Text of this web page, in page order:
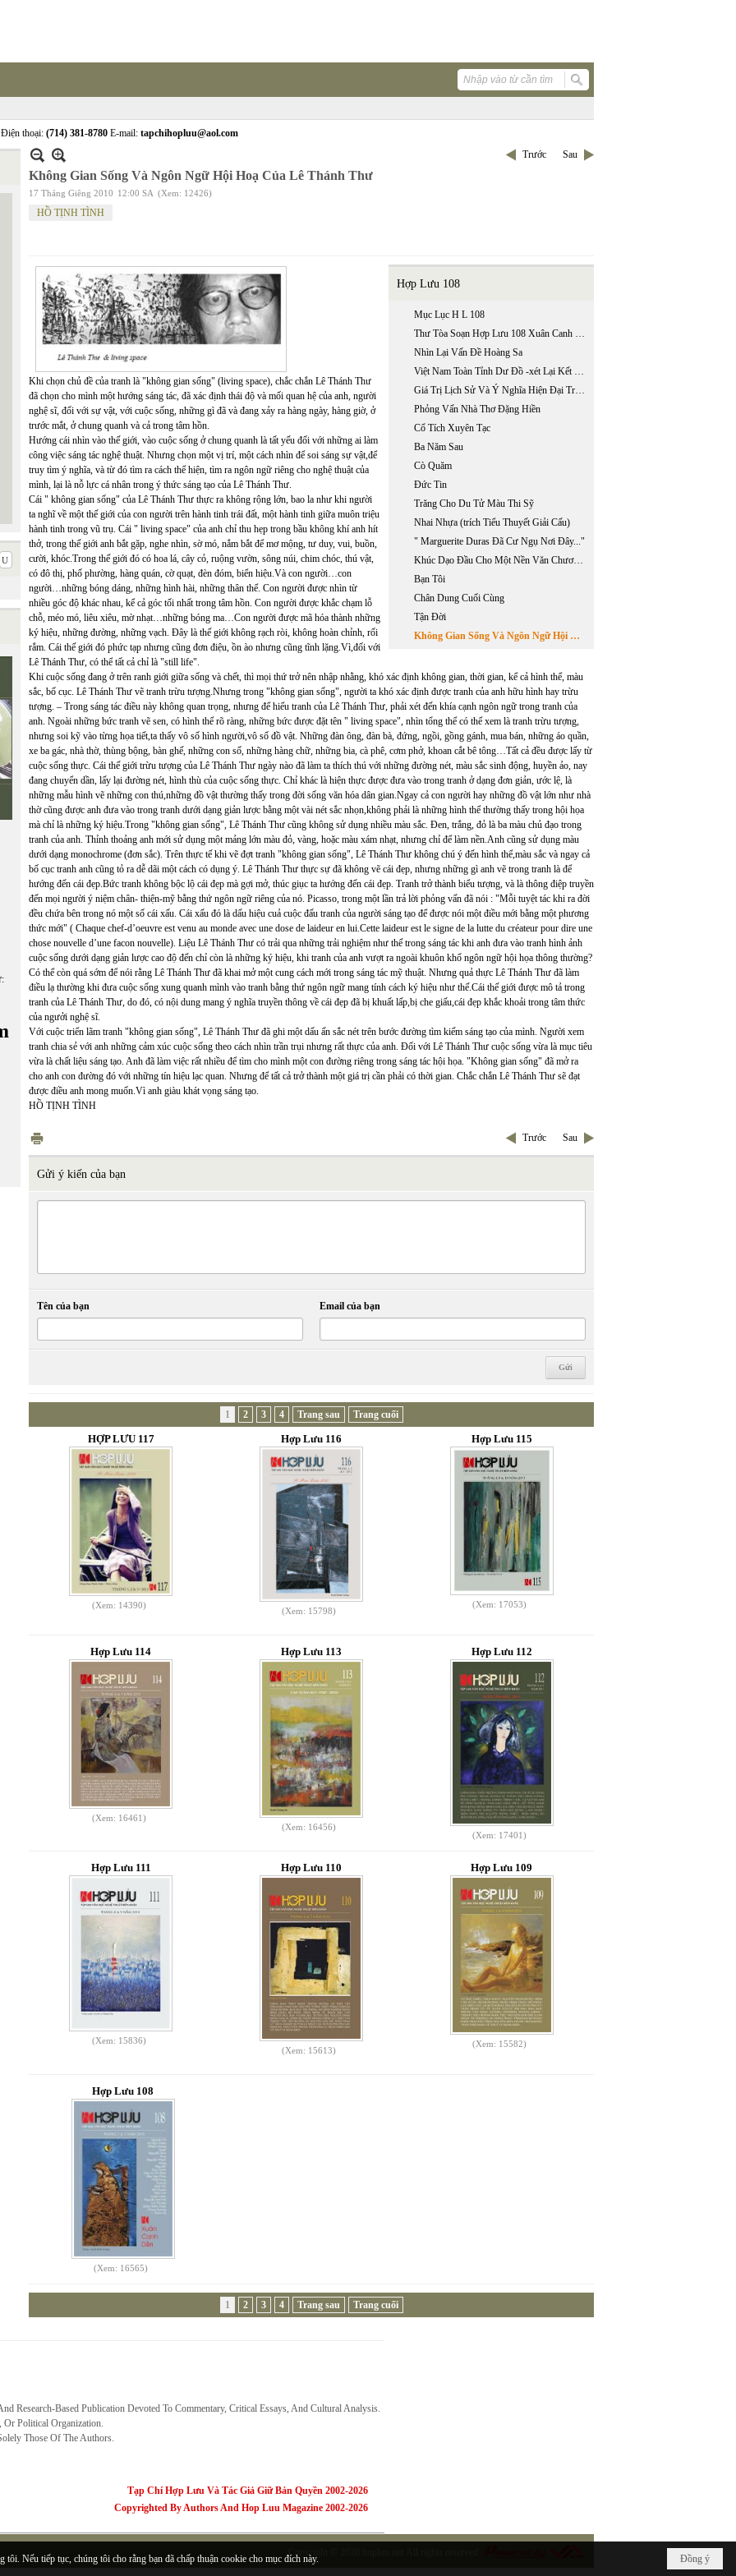
thoại: (714) 381-8780 E-mail: tapchihopluu@aol.com
Trước Sau
Không Gian Sống Và Ngôn Ngữ Hội Hoạ Của Lê Thánh Thư
17 Tháng Giêng 2010 12:00 SA (Xem: 12426)
HỒ TỊNH TÌNH
Hợp Lưu 108
Mục Lục H L 108
Thư Tòa Soạn Hợp Lưu 108 Xuân Canh Dần
Nhìn Lại Vấn Đề Hoàng Sa
Việt Nam Toàn Tỉnh Dư Đồ -xét Lại Kết Luận Của Harold E. Meinheit Và Nguyễn Đình Đầu
Giá Trị Lịch Sử Và Ý Nghĩa Hiện Đại Trong Tác Phẩm " Dụ Chư Tỳ Tướng Hịch Văn" Của Trần Quốc Tuấn
Phỏng Vấn Nhà Thơ Đặng Hiền
Cổ Tích Xuyên Tạc
Ba Năm Sau
Cò Quăm
Đức Tin
Trăng Cho Du Tử Màu Thi Sỹ
Nhai Nhựa (trích Tiểu Thuyết Giải Cấu)
" Marguerite Duras Đã Cư Ngụ Nơi Đây..."
Khúc Dạo Đầu Cho Một Nền Văn Chương Xốc Xếch
Bạn Tôi
Chân Dung Cuối Cùng
Tận Đời
Không Gian Sống Và Ngôn Ngữ Hội Hoạ Của Lê Thánh Thư
Khi chọn chủ đề của tranh là "không gian sống" (living space), chắc chắn Lê Thánh Thư
đã chọn cho mình một hướng sáng tác, đã xác định thái độ và mối quan hệ của anh, người
nghệ sĩ, đối với sự vật, với cuộc sống, những gì đã và đang xảy ra hàng ngày, hàng giờ, ở
trước mắt, ở chung quanh và cả trong tâm hồn.
Hướng cái nhìn vào thế giới, vào cuộc sống ở chung quanh là tất yếu đối với những ai làm
công việc sáng tác nghệ thuật. Nhưng chọn một vị trí, một cách nhìn để soi sáng sự vật,để
truy tìm ý nghĩa, và từ đó tìm ra cách thể hiện, tìm ra ngôn ngữ riêng cho nghệ thuật của
mình, lại là nỗ lực cá nhân trong ý thức sáng tạo của Lê Thánh Thư.
Cái " không gian sống" của Lê Thánh Thư thực ra không rộng lớn, bao la như khi người
ta nghĩ về một thế giới của con người trên hành tinh trái đất, một hành tinh giữa muôn triệu
hành tinh trong vũ trụ. Cái " living space" của anh chỉ thu hẹp trong bầu không khí anh hít
thở, trong thế giới anh bắt gặp, nghe nhìn, sờ mó, nắm bắt để mơ mộng, tư duy, vui, buồn,
cười, khóc.Trong thế giới đó có hoa lá, cây cỏ, ruộng vườn, sông núi, chim chóc, thú vật,
có đô thị, phố phường, hàng quán, cờ quạt, đèn đóm, biển hiệu.Và con người…con
người…những bóng dáng, những hình hài, những thân thể. Con người được nhìn từ
nhiều góc độ khác nhau, kể cả góc tối nhất trong tâm hồn. Con người được khắc chạm lỗ
chỗ, méo mó, liêu xiêu, mờ nhạt…những bóng ma…Con người được mã hóa thành những
ký hiệu, những đường, những vạch. Đây là thế giới không rạch ròi, không hoàn chỉnh, rối
rắm. Cái thế giới đó phức tạp nhưng cũng đơn điệu, ồn ào nhưng cũng tĩnh lặng.Vì,đối với
Lê Thánh Thư, có thể tất cả chỉ là "still life".
Khi cuộc sống đang ở trên ranh giới giữa sống và chết, thì mọi thứ trở nên nhập nhằng, khó xác định không gian, thời gian, kể cả hình thể, màu
sắc, bố cục. Lê Thánh Thư vẽ tranh trừu tượng.Nhưng trong "không gian sống", người ta khó xác định được tranh của anh hữu hình hay trừu
tượng. – Trong sáng tác điều này không quan trọng, nhưng để hiểu tranh của Lê Thánh Thư, phải xét đến khía cạnh ngôn ngữ trong tranh của
anh. Ngoài những bức tranh vẽ sen, có hình thể rõ ràng, những bức được đặt tên " living space", nhìn tổng thể có thể xem là tranh trừu tượng,
nhưng soi kỹ vào từng họa tiết,ta thấy vô số hình người,vô số đồ vật. Những đàn ông, đàn bà, đứng, ngồi, gồng gánh, mua bán, những áo quần,
xe ba gác, nhà thờ, thùng bộng, bàn ghế, những con số, những hàng chữ, những bia, cà phê, cơm phở, khoan cắt bê tông…Tất cả đều được lấy từ
cuộc sống thực. Cái thế giới trừu tượng của Lê Thánh Thư ngày nào đã làm ta thích thú với những đường nét, màu sắc sinh động, huyền ảo, nay
đang chuyển dần, lấy lại đường nét, hình thù của cuộc sống thực. Chỉ khác là hiện thực được đưa vào trong tranh ở dạng đơn giản, ước lệ, là
những mẫu hình vẽ những con thú,những đồ vật thường thấy trong đời sống văn hóa dân gian.Ngay cả con người hay những đồ vật lớn như nhà
thờ cũng được anh đưa vào trong tranh dưới dạng giản lược bằng một vài nét sắc nhọn,không phải là những hình thể thường thấy trong hội họa
mà chỉ là những ký hiệu.Trong "không gian sống", Lê Thánh Thư cũng không sử dụng nhiều màu sắc. Đen, trắng, đỏ là ba màu chủ đạo trong
tranh của anh. Thỉnh thoảng anh mới sử dụng một mảng lớn màu đỏ, vàng, hoặc màu xám nhạt, nhưng chỉ để làm nền.Anh cũng sử dụng màu
dưới dạng monochrome (đơn sắc). Trên thực tế khi vẽ đợt tranh "không gian sống", Lê Thánh Thư không chú ý đến hình thể,màu sắc và ngay cả
bố cục tranh anh cũng tỏ ra dễ dãi một cách có dụng ý. Lê Thánh Thư thực sự đã không vẽ cái đẹp, nhưng những gì anh vẽ trong tranh là để
hướng đến cái đẹp.Bức tranh không bộc lộ cái đẹp mà gợi mở, thúc giục ta hướng đến cái đẹp. Tranh trở thành biểu tượng, và là thông điệp truyền
đến mọi người ý niệm chân- thiện-mỹ bằng thứ ngôn ngữ riêng của nó. Picasso, trong một lần trả lời phỏng vấn đã nói : "Mỗi tuyệt tác khi ra đời
đều chứa bên trong nó một số cái xấu. Cái xấu đó là dấu hiệu cuả cuộc đấu tranh của người sáng tạo để được nói một điều mới bằng một phương
thức mới" ( Chaque chef-d’oeuvre est venu au monde avec une dose de laideur en lui.Cette laideur est le signe de la lutte du créateur pour dire une
chose nouvelle d’une facon nouvelle). Liệu Lê Thánh Thư có trải qua những trải nghiệm như thế trong sáng tác khi anh đưa vào tranh hình ảnh
cuộc sống dưới dạng giản lược cao độ đến chỉ còn là những ký hiệu, khi tranh của anh vượt ra ngoài khuôn khổ ngôn ngữ hội họa thông thường?
Có thể còn quá sớm để nói rằng Lê Thánh Thư đã khai mở một cung cách mới trong sáng tác mỹ thuật. Nhưng quả thực Lê Thánh Thư đã làm
điều lạ thường khi đưa cuộc sống xung quanh mình vào tranh bằng thứ ngôn ngữ mang tính cách ký hiệu như thế.Cái thế giới được mô tả trong
tranh của Lê Thánh Thư, do đó, có nội dung mang ý nghĩa truyền thông về cái đẹp đã bị khuất lấp,bị che giấu,cái đẹp khắc khoải trong tâm thức
của ngưởi nghệ sĩ.
Với cuộc triển lãm tranh "không gian sống", Lê Thánh Thư đã ghi một dấu ấn sắc nét trên bước đường tìm kiếm sáng tạo của mình. Người xem
tranh chia sẻ với anh những cảm xúc cuộc sống theo cách nhìn trần trụi nhưng rất thực của anh. Đối với Lê Thánh Thư cuộc sống vừa là mục tiêu
vừa là chất liệu sáng tạo. Anh đã làm việc rất nhiều để tìm cho mình một con đường riêng trong sáng tác hội họa. "Không gian sống" đã mở ra
cho anh con đường đó với những tín hiệu lạc quan. Nhưng để tất cả trở thành một giá trị cần phải có thời gian. Chắc chắn Lê Thánh Thư sẽ đạt
được điều anh mong muốn.Vì anh giàu khát vọng sáng tạo.
HỒ TỊNH TÌNH
Trước Sau
Gửi ý kiến của bạn
Tên của bạn Email của bạn
1 2 3 4 Trang sau Trang cuối
HỢP LƯU 117
(Xem: 14390)
Hợp Lưu 116
(Xem: 15798)
Hợp Lưu 115
(Xem: 17053)
Hợp Lưu 114
(Xem: 16461)
Hợp Lưu 113
(Xem: 16456)
Hợp Lưu 112
(Xem: 17401)
Hợp Lưu 111
(Xem: 15836)
Hợp Lưu 110
(Xem: 15613)
Hợp Lưu 109
(Xem: 15582)
Hợp Lưu 108
(Xem: 16565)
1 2 3 4 Trang sau Trang cuối
Research-Based Publication Devoted To Commentary, Critical Essays, And Cultural Analysis.
Political Organization.
Those Of The Authors.
Tạp Chí Hợp Lưu Và Tác Giả Giữ Bản Quyền 2002-2026
Copyrighted By Authors And Hop Luu Magazine 2002-2026
Copyright © 2026
Đồng ý
Nếu tiếp tục, chúng tôi cho rằng bạn đã chấp thuận cookie cho mục đích này.